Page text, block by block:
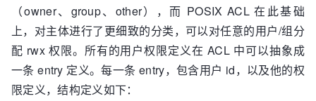
（owner、group、other），而 POSIX ACL 在此基础
上，对主体进行了更细致的分类，可以对任意的用户/组分
配 rwx 权限。所有的用户权限定义在 ACL 中可以抽象成
一条 entry 定义。每一条 entry，包含用户 id，以及他的权
限定义，结构定义如下：